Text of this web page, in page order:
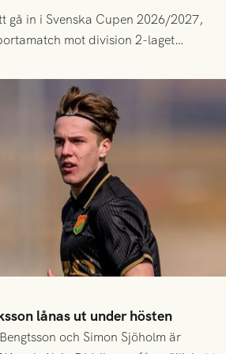
gå in i Svenska Cupen 2026/2027,
mot division 2-laget
och stötta grönsvart på plats!
lånas ut under hösten
och Simon Sjöholm är